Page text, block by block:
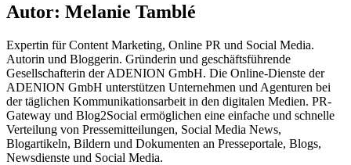
Autor: Melanie Tamblé
Expertin für Content Marketing, Online PR und Social Media.
Autorin und Bloggerin. Gründerin und geschäftsführende
Gesellschafterin der ADENION GmbH. Die Online-Dienste der
ADENION GmbH unterstützen Unternehmen und Agenturen bei
der täglichen Kommunikationsarbeit in den digitalen Medien. PR-
Gateway und Blog2Social ermöglichen eine einfache und schnelle
Verteilung von Pressemitteilungen, Social Media News,
Blogartikeln, Bildern und Dokumenten an Presseportale, Blogs,
Newsdienste und Social Media.